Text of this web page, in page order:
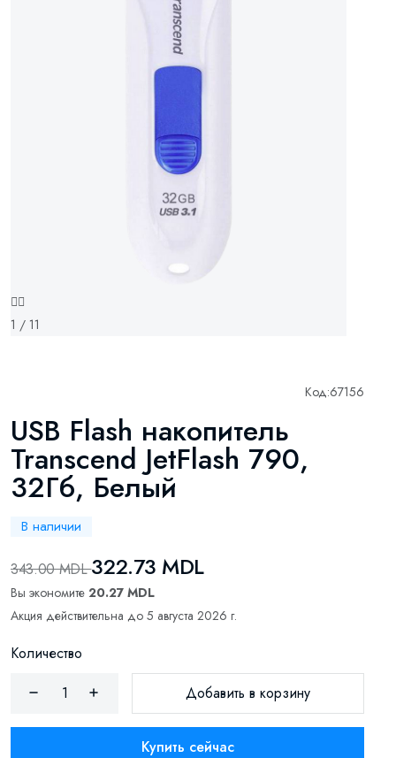
1 / 11
Код:67156
USB Flash накопитель
Transcend JetFlash 790,
32Гб, Белый
В наличии
343.00 MDL322.73 MDL
Вы экономите 20.27 MDL
Акция действительна до 5 августа 2026 г.
Количество
Добавить в корзину
Купить сейчас